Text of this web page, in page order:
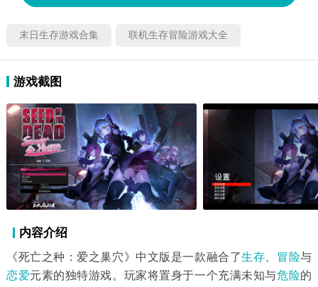
末日生存游戏合集 联机生存冒险游戏大全
游戏截图
内容介绍
《死亡之种：爱之巢穴》中文版是一款融合了生存 冒险与
恋爱元素的独特游戏。玩家将置身于一个充满未知与危险的